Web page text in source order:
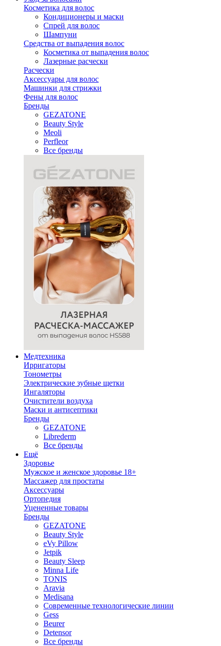
Косметика для волос
Кондиционеры и маски
Спрей для волос
Шампуни
Средства от выпадения волос
Косметика от выпадения волос
Лазерные расчески
Расчески
Аксессуары для волос
Машинки для стрижки
Фены для волос
Бренды
GEZATONE
Beauty Style
Meoli
Perfleor
Все бренды
Медтехника
Ирригаторы
Тонометры
Электрические зубные щетки
Ингаляторы
Очистители воздуха
Маски и антисептики
Бренды
GEZATONE
Librederm
Все бренды
Ещё
Здоровье
Мужское и женское здоровье 18+
Массажер для простаты
Аксессуары
Ортопедия
Уцененные товары
Бренды
GEZATONE
Beauty Style
eVy Pillow
Jetpik
Beauty Sleep
Minna Life
TONIS
Aravia
Medisana
Современные технологические линии
Gess
Beurer
Detensor
Все бренды